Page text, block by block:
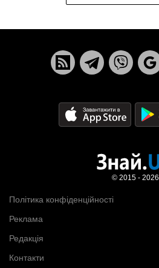
Політика конфіденційності
Реклама
Редакція
Контакти
© 2015 - 2026